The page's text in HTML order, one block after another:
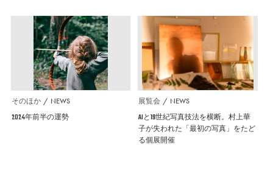
そのほか NEWS
2024年前半の運勢
展覧会 NEWS
AIと19世紀写真技法を横断。村上華
子が失われた「最初の写真」をたど
る個展開催